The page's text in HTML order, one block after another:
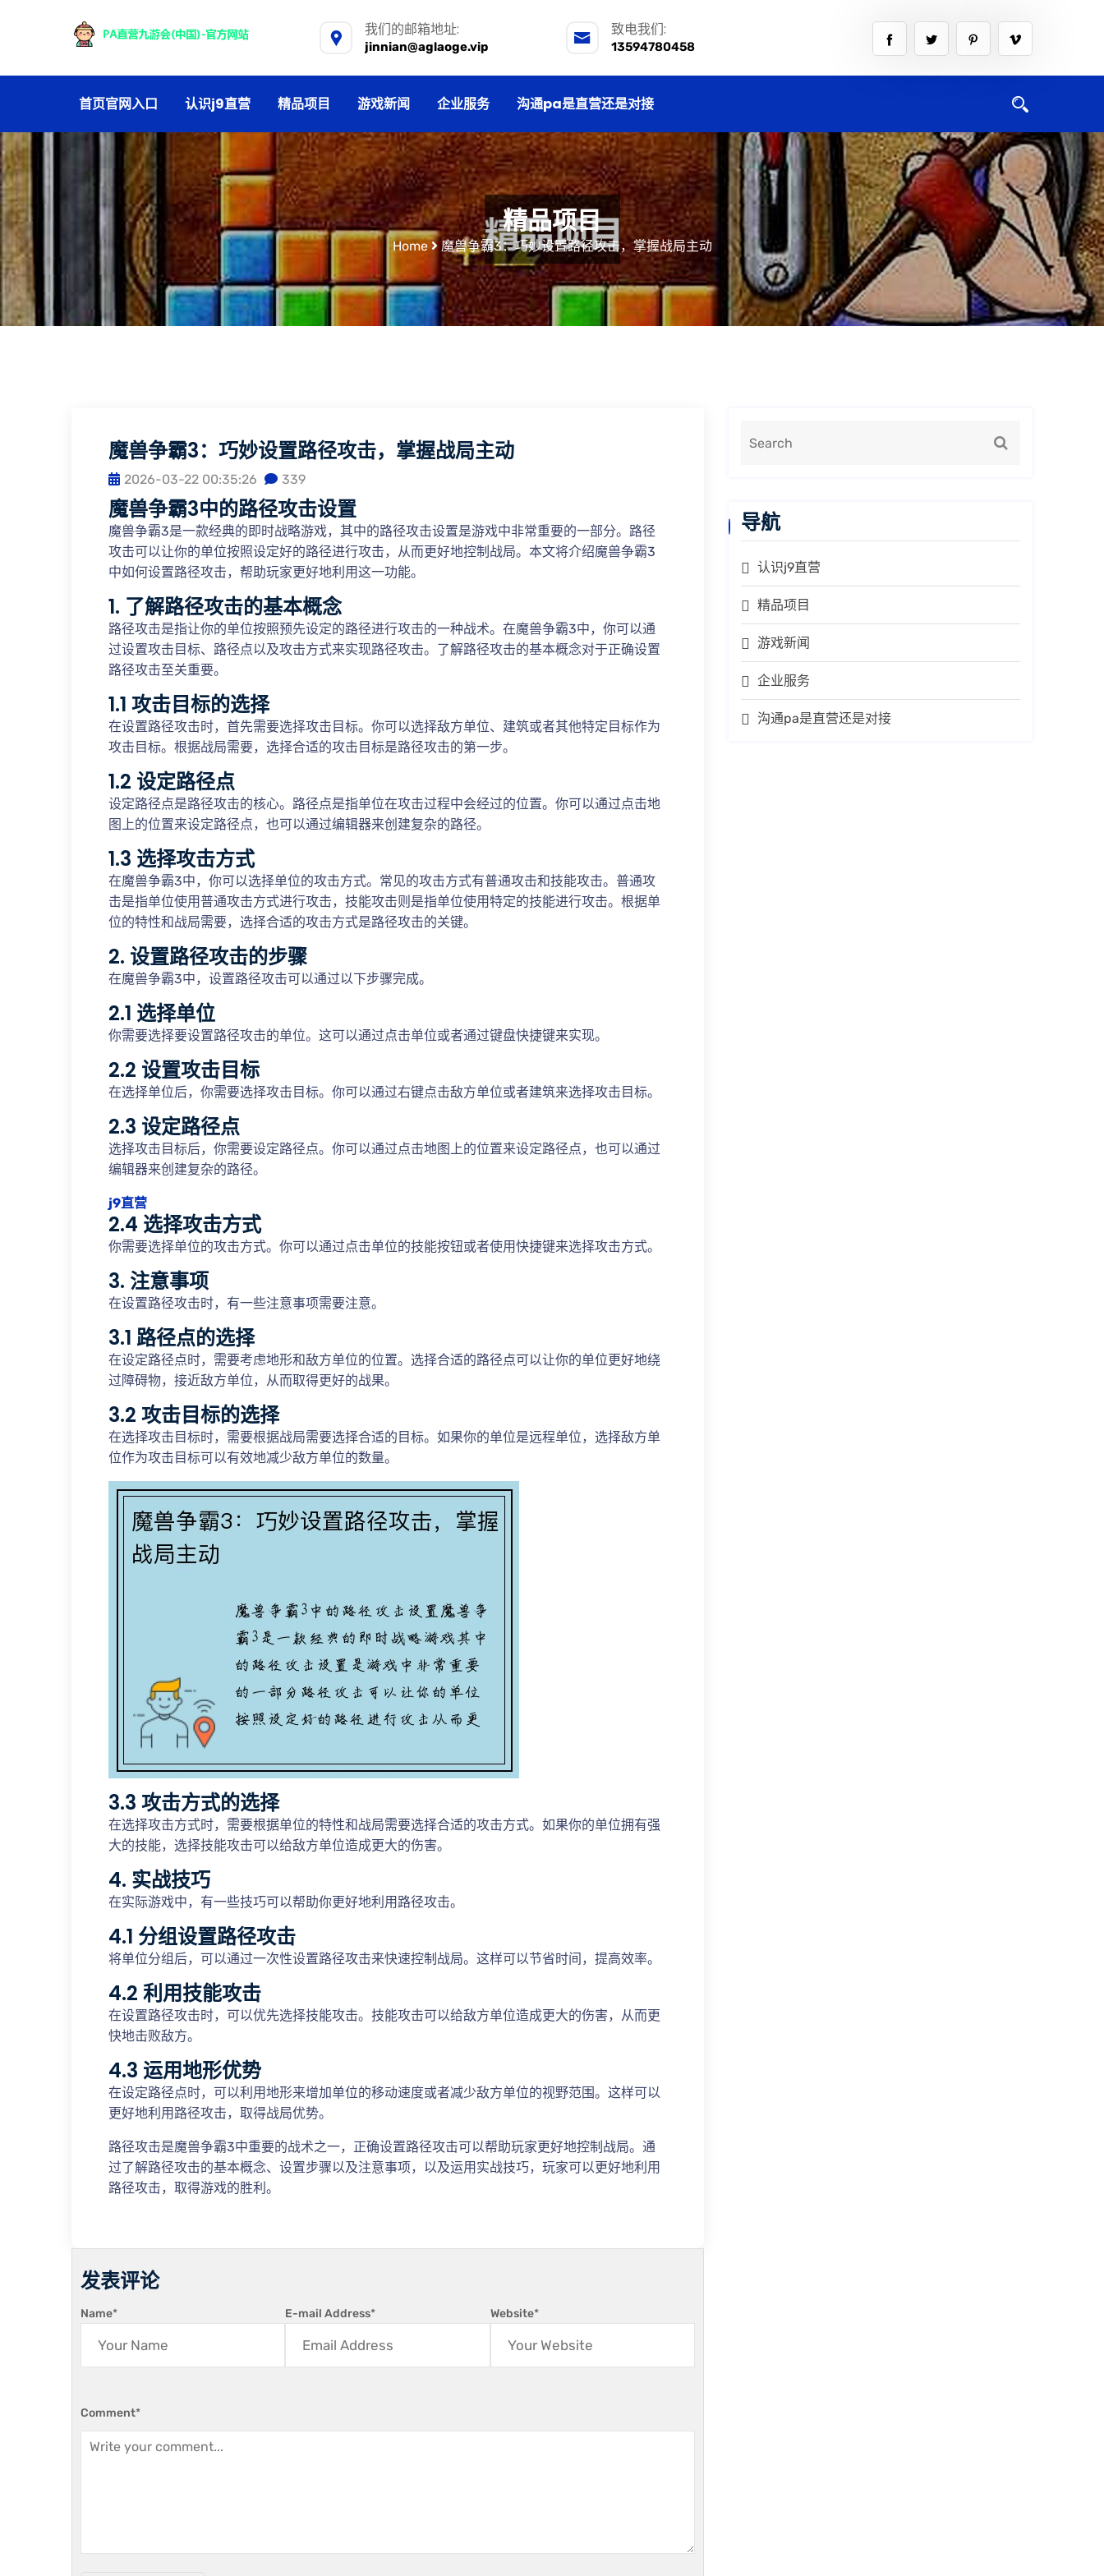
我们的邮箱地址:
jinnian@aglaoge.vip
致电我们:
13594780458
首页官网入口 认识j9直营 精品项目 游戏新闻 企业服务 沟通pa是直营还是对接
精品项目
Home 魔兽争霸3：巧妙设置路径攻击，掌握战局主动
魔兽争霸3：巧妙设置路径攻击，掌握战局主动
2026-03-22 00:35:26 339
魔兽争霸3中的路径攻击设置
魔兽争霸3是一款经典的即时战略游戏，其中的路径攻击设置是游戏中非常重要的一部分。路径
攻击可以让你的单位按照设定好的路径进行攻击，从而更好地控制战局。本文将介绍魔兽争霸3
中如何设置路径攻击，帮助玩家更好地利用这一功能。
1. 了解路径攻击的基本概念
路径攻击是指让你的单位按照预先设定的路径进行攻击的一种战术。在魔兽争霸3中，你可以通
过设置攻击目标、路径点以及攻击方式来实现路径攻击。了解路径攻击的基本概念对于正确设置
路径攻击至关重要。
1.1 攻击目标的选择
在设置路径攻击时，首先需要选择攻击目标。你可以选择敌方单位、建筑或者其他特定目标作为
攻击目标。根据战局需要，选择合适的攻击目标是路径攻击的第一步。
1.2 设定路径点
设定路径点是路径攻击的核心。路径点是指单位在攻击过程中会经过的位置。你可以通过点击地
图上的位置来设定路径点，也可以通过编辑器来创建复杂的路径。
1.3 选择攻击方式
在魔兽争霸3中，你可以选择单位的攻击方式。常见的攻击方式有普通攻击和技能攻击。普通攻
击是指单位使用普通攻击方式进行攻击，技能攻击则是指单位使用特定的技能进行攻击。根据单
位的特性和战局需要，选择合适的攻击方式是路径攻击的关键。
2. 设置路径攻击的步骤
在魔兽争霸3中，设置路径攻击可以通过以下步骤完成。
2.1 选择单位
你需要选择要设置路径攻击的单位。这可以通过点击单位或者通过键盘快捷键来实现。
2.2 设置攻击目标
在选择单位后，你需要选择攻击目标。你可以通过右键点击敌方单位或者建筑来选择攻击目标。
2.3 设定路径点
选择攻击目标后，你需要设定路径点。你可以通过点击地图上的位置来设定路径点，也可以通过
编辑器来创建复杂的路径。
j9直营
2.4 选择攻击方式
你需要选择单位的攻击方式。你可以通过点击单位的技能按钮或者使用快捷键来选择攻击方式。
3. 注意事项
在设置路径攻击时，有一些注意事项需要注意。
3.1 路径点的选择
在设定路径点时，需要考虑地形和敌方单位的位置。选择合适的路径点可以让你的单位更好地绕
过障碍物，接近敌方单位，从而取得更好的战果。
3.2 攻击目标的选择
在选择攻击目标时，需要根据战局需要选择合适的目标。如果你的单位是远程单位，选择敌方单
位作为攻击目标可以有效地减少敌方单位的数量。
3.3 攻击方式的选择
在选择攻击方式时，需要根据单位的特性和战局需要选择合适的攻击方式。如果你的单位拥有强
大的技能，选择技能攻击可以给敌方单位造成更大的伤害。
4. 实战技巧
在实际游戏中，有一些技巧可以帮助你更好地利用路径攻击。
4.1 分组设置路径攻击
将单位分组后，可以通过一次性设置路径攻击来快速控制战局。这样可以节省时间，提高效率。
4.2 利用技能攻击
在设置路径攻击时，可以优先选择技能攻击。技能攻击可以给敌方单位造成更大的伤害，从而更
快地击败敌方。
4.3 运用地形优势
在设定路径点时，可以利用地形来增加单位的移动速度或者减少敌方单位的视野范围。这样可以
更好地利用路径攻击，取得战局优势。
路径攻击是魔兽争霸3中重要的战术之一，正确设置路径攻击可以帮助玩家更好地控制战局。通
过了解路径攻击的基本概念、设置步骤以及注意事项，以及运用实战技巧，玩家可以更好地利用
路径攻击，取得游戏的胜利。
发表评论
Name* E-mail Address* Website*
Comment*
导航
认识j9直营
精品项目
游戏新闻
企业服务
沟通pa是直营还是对接